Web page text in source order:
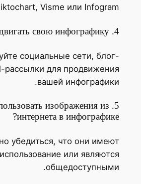
Visme или Infogram.
4. Как продвигать свою инфографику?
социальные сети, блог-
рассылки для продвижения
вашей инфографики.
изображения из
интернета в инфографике?
убедиться, что они имеют
или являются
общедоступными.